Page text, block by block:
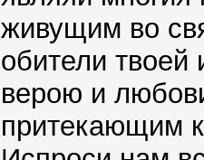
живущим во
обители твоей
верою и
притекающим